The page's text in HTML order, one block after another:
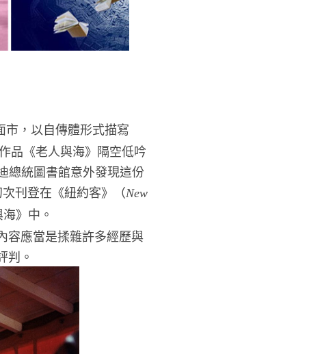
，以自傳體形式描寫
品《老人與海》隔空低吟
總統圖書館意外發現這份
刊登在《紐約客》（New
》中。
容應當是揉雜許多經歷與
判。